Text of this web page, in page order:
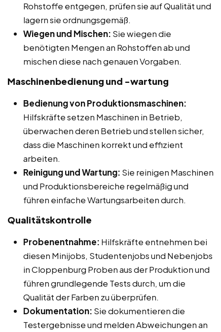
Rohstoffe entgegen, prüfen sie auf Qualität und
lagern sie ordnungsgemäß.
Wiegen und Mischen: Sie wiegen die
benötigten Mengen an Rohstoffen ab und
mischen diese nach genauen Vorgaben.
Maschinenbedienung und -wartung
Bedienung von Produktionsmaschinen:
Hilfskräfte setzen Maschinen in Betrieb,
überwachen deren Betrieb und stellen sicher,
dass die Maschinen korrekt und effizient
arbeiten.
Reinigung und Wartung: Sie reinigen Maschinen
und Produktionsbereiche regelmäßig und
führen einfache Wartungsarbeiten durch.
Qualitätskontrolle
Probenentnahme: Hilfskräfte entnehmen bei
diesen Minijobs, Studentenjobs und Nebenjobs
in Cloppenburg Proben aus der Produktion und
führen grundlegende Tests durch, um die
Qualität der Farben zu überprüfen.
Dokumentation: Sie dokumentieren die
Testergebnisse und melden Abweichungen an